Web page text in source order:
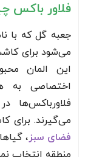
فلاور باکس
می‌شود برای
این المان
اختصاصی به
فلاورباکس‌ها
می‌گیرند. برای
فضای سبز،